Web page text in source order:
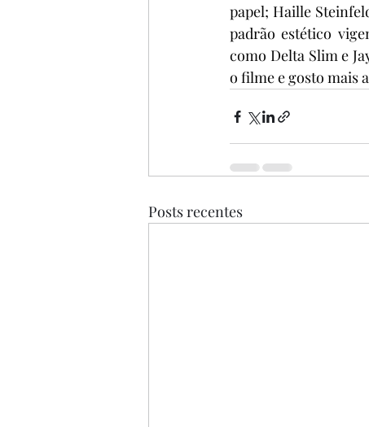
papel; Haille
padrão estético
como Delta Slim e
o filme e gosto mais
Posts recentes